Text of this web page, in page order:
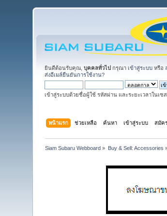
ยินดีต้อนรับคุณ,บุคคลทั่วไป กรุณา เข้าสู่ระบบ หรือ
ส่งอีเมล์ยืนยันการใช้งาน?
เข้าสู่ระบบด้วยชื่อผู้ใช้ รหัสผ่าน และระยะเวลาในเซ
หน้าแรก ช่วยเหลือ ค้นหา เข้าสู่ระบบ สมัค
Siam Subaru Webboard » Buy & Sell: Accessories